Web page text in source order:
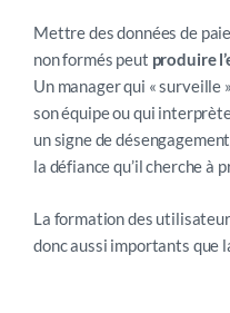
Mettre des données de
non formés peut produire
Un manager qui « surveille
son équipe ou qui
un signe de
la défiance qu’il cherche à
La formation des
donc aussi importants que